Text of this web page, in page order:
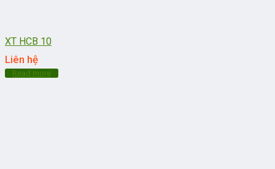
XT HCB 10
Liên hệ
Read more